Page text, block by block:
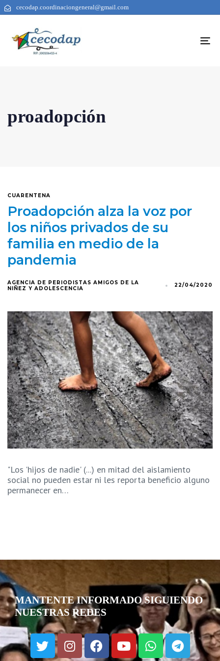
cecodap.coordinaciongeneral@gmail.com
proadopción
CUARENTENA
Proadopción alza la voz por
los niños privados de su
familia en medio de la
pandemia
AGENCIA DE PERIODISTAS AMIGOS DE LA
NIÑEZ Y ADOLESCENCIA
22/04/2020
"Los 'hijos de nadie' (...) en mitad del aislamiento
social no pueden estar ni les reporta beneficio alguno
permanecer en…
MANTENTE INFORMADO SIGUIENDO
NUESTRAS REDES